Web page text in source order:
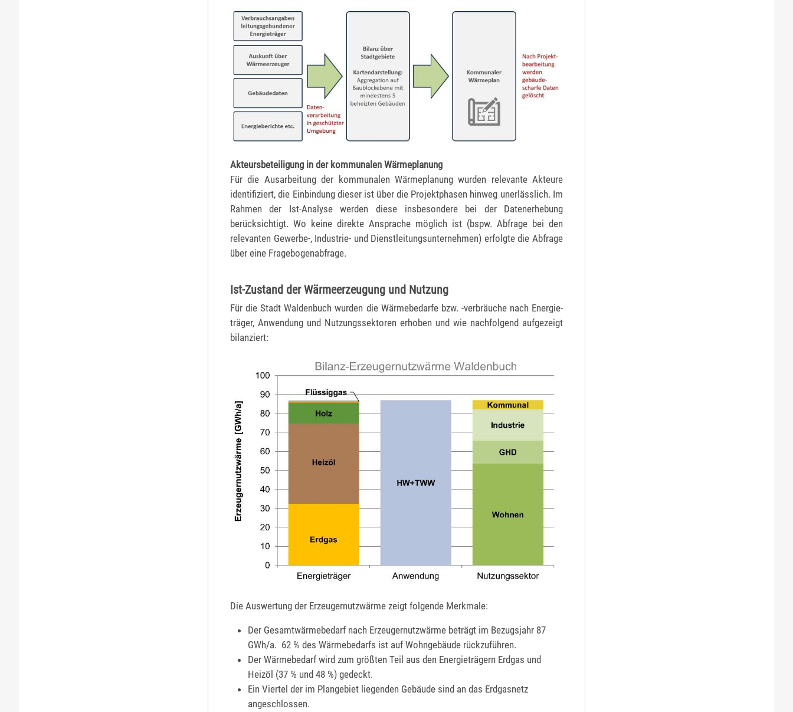
Akteursbeteiligung in der kommunalen Wärmeplanung
Für die Ausarbeitung der kommunalen Wärmeplanung wurden relevante Akteure
identifiziert, die Einbindung dieser ist über die Projektphasen hinweg unerlässlich. Im
Rahmen der Ist-Analyse werden diese insbesondere bei der Datenerhebung
berücksichtigt. Wo keine direkte Ansprache möglich ist (bspw. Abfrage bei den
relevanten Gewerbe-, Industrie- und Dienstleitungsunternehmen) erfolgte die Abfrage
über eine Fragebogenabfrage.
Ist-Zustand der Wärmeerzeugung und Nutzung
Für die Stadt Waldenbuch wurden die Wärmebedarfe bzw. -verbräuche nach Energie­
träger, Anwendung und Nutzungssektoren erhoben und wie nachfolgend aufgezeigt
bilanziert:
Die Auswertung der Erzeugernutzwärme zeigt folgende Merkmale:
Der Gesamtwärmebedarf nach Erzeugernutzwärme beträgt im Bezugsjahr 87
GWh/a. 62 % des Wärmebedarfs ist auf Wohngebäude rückzuführen.
Der Wärmebedarf wird zum größten Teil aus den Energieträgern Erdgas und
Heizöl (37 % und 48 %) gedeckt.
Ein Viertel der im Plangebiet liegenden Gebäude sind an das Erdgasnetz
angeschlossen.